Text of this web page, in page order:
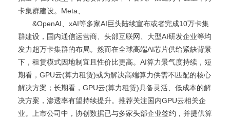
卡集群建设。Meta、
&OpenAI、xAI等多家AI巨头陆续宣布或者完成10万卡集
群建设，国内通信运营商、头部互联网、大型AI研发企业等均
发力超万卡集群的布局。然而在全球高端AI芯片供给紧缺背景
下，租赁模式因地制宜且性价比更高。AI算力景气度持续，短
期看，GPU云(算力租赁)或为解决高端算力供需不匹配的核心
解决方案；长期看，GPU云(算力租赁)具备灵活、低成本的解
决方案，渗透率有望持续提升。推荐关注国内GPU云相关企
业。上市公司中，协创数据已与多家头部企业签约，并提供算